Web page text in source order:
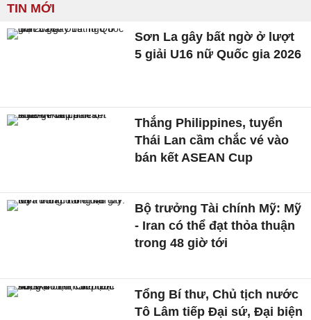
TIN MỚI
Sơn La gây bất ngờ ở lượt
5 giải U16 nữ Quốc gia 2026
Thắng Philippines, tuyển
Thái Lan cầm chắc vé vào
bán kết ASEAN Cup
Bộ trưởng Tài chính Mỹ: Mỹ
- Iran có thể đạt thỏa thuận
trong 48 giờ tới
Tổng Bí thư, Chủ tịch nước
Tô Lâm tiếp Đại sứ, Đại biện